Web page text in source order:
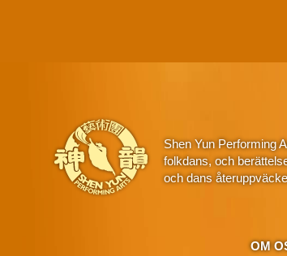
Shen Yun Performing
folkdans, och
och dans
OM